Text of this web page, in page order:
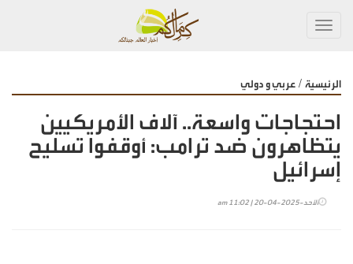
الرئيسية / عربي و دولي
احتجاجات واسعة.. آلاف الأمريكيين
يتظاهرون ضد ترامب: أوقفوا تسليح
إسرائيل
الأحد-2025-04-20 | 11:02 am